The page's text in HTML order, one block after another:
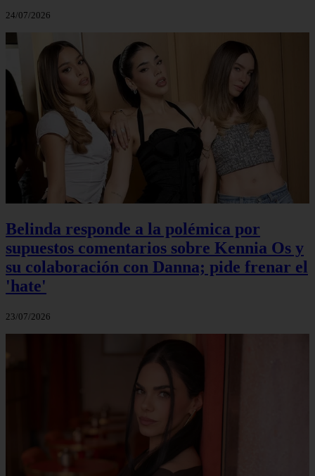
24/07/2026
Belinda responde a la polémica por
supuestos comentarios sobre Kennia Os y
su colaboración con Danna; pide frenar el
'hate'
23/07/2026